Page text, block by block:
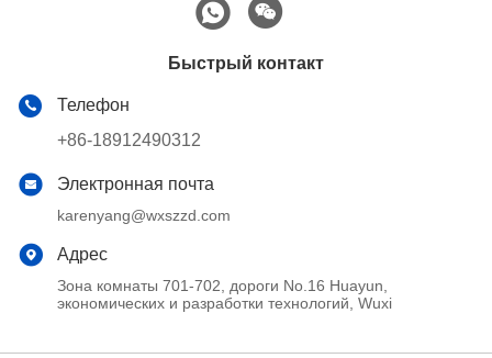
Быстрый контакт
Телефон
+86-18912490312
Электронная почта
karenyang@wxszzd.com
Адрес
Зона комнаты 701-702, дороги No.16 Huayun,
экономических и разработки технологий, Wuxi